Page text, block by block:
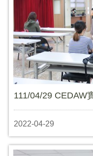
111/04/29 CEDAW
2022-04-29